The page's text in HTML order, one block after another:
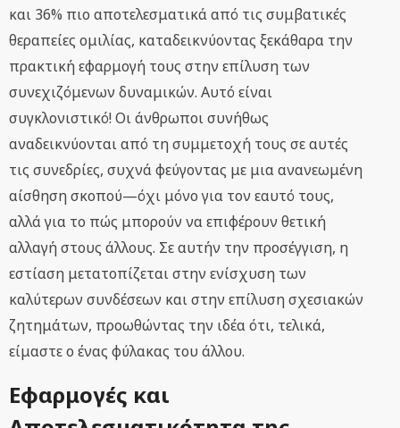
και 36% πιο αποτελεσματικά από τις συμβατικές
θεραπείες ομιλίας, καταδεικνύοντας ξεκάθαρα την
πρακτική εφαρμογή τους στην επίλυση των
συνεχιζόμενων δυναμικών. Αυτό είναι
συγκλονιστικό! Οι άνθρωποι συνήθως
αναδεικνύονται από τη συμμετοχή τους σε αυτές
τις συνεδρίες, συχνά φεύγοντας με μια ανανεωμένη
αίσθηση σκοπού—όχι μόνο για τον εαυτό τους,
αλλά για το πώς μπορούν να επιφέρουν θετική
αλλαγή στους άλλους. Σε αυτήν την προσέγγιση, η
εστίαση μετατοπίζεται στην ενίσχυση των
καλύτερων συνδέσεων και στην επίλυση σχεσιακών
ζητημάτων, προωθώντας την ιδέα ότι, τελικά,
είμαστε ο ένας φύλακας του άλλου.
Εφαρμογές και